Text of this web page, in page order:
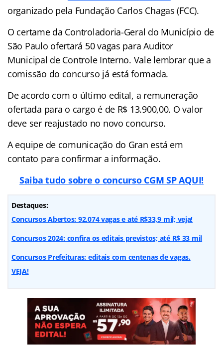
organizado pela Fundação Carlos Chagas (FCC).
O certame da Controladoria-Geral do Município de
São Paulo ofertará 50 vagas para Auditor
Municipal de Controle Interno. Vale lembrar que a
comissão do concurso já está formada.
De acordo com o último edital, a remuneração
ofertada para o cargo é de R$ 13.900,00. O valor
deve ser reajustado no novo concurso.
A equipe de comunicação do Gran está em
contato para confirmar a informação.
Saiba tudo sobre o concurso CGM SP AQUI!
Destaques:
Concursos Abertos: 92.074 vagas e até R$33,9 mil; veja!
Concursos 2024: confira os editais previstos; até R$ 33 mil
Concursos Prefeituras: editais com centenas de vagas.
VEJA!